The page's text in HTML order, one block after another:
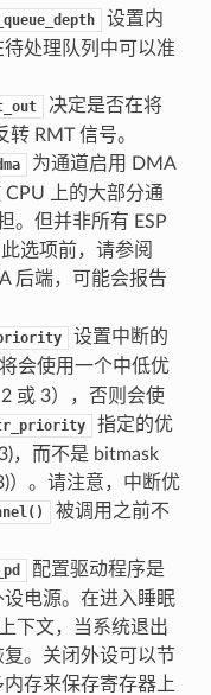
设置内
处理队列中可以准
决定是否在将
RMT 信号。
为通道启用 DMA
上的大部分通
。但并非所有 ESP
选项前，请参阅
后端，可能会报告
设置中断的
会使用一个中低优
或 3），否则会使
指定的优
，而不是 bitmask
）。请注意，中断优
被调用之前不
配置驱动程序是
电源。在进入睡眠
下文，当系统退出
。关闭外设可以节
存来保存寄存器上